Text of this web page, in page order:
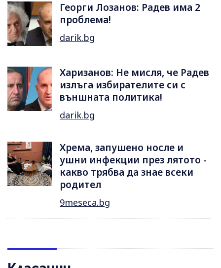
Георги Лозанов: Радев има 2
проблема!
darik.bg
Харизанов: Не мисля, че Радев
излъга избирателите си с
външната политика!
darik.bg
Хрема, запушено носле и
ушни инфекции през лятотo -
какво трябва да знае всеки
родител
9meseca.bg